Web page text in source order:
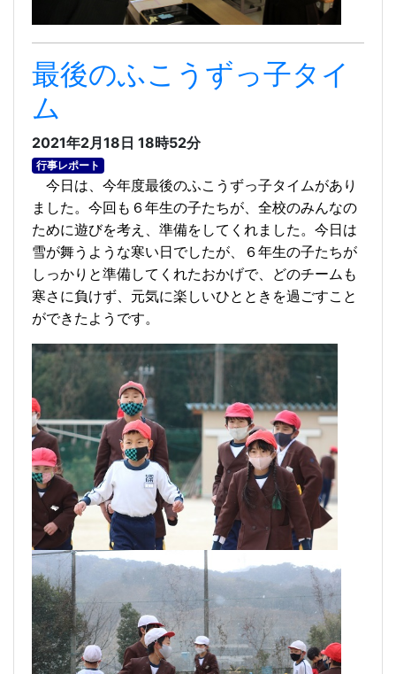
最後のふこうずっ子タイ
ム
2021年2月18日 18時52分
行事レポート
今日は、今年度最後のふこうずっ子タイムがあり
ました。今回も６年生の子たちが、全校のみんなの
ために遊びを考え、準備をしてくれました。今日は
雪が舞うような寒い日でしたが、６年生の子たちが
しっかりと準備してくれたおかげで、どのチームも
寒さに負けず、元気に楽しいひとと きを過ごすこと
ができたようです。